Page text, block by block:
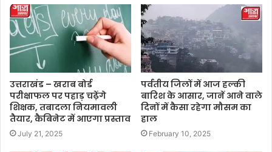
उत्तराखंड – खराब बोर्ड
परीक्षाफल पर पहाड़ चढ़ेंगे
शिक्षक, तबादला नियमावली
तैयार, कैबिनेट में आएगा प्रस्ताव
July 21, 2025
पर्वतीय जिलों में आज हल्की
बारिश के आसार, जानें आने वाले
दिनों में कैसा रहेगा मौसम का
हाल
February 10, 2025